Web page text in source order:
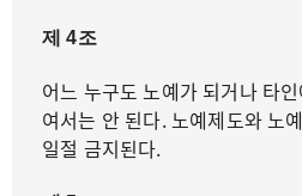
제 4조
어느 누구도 노예가 되거나 타
여서는 안 된다. 노예제도와 노
일절 금지된다.